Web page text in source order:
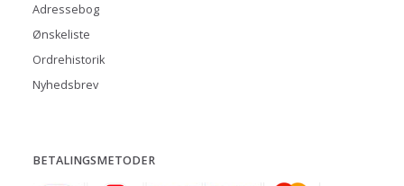
Adressebog
Ønskeliste
Ordrehistorik
Nyhedsbrev
BETALINGSMETODER